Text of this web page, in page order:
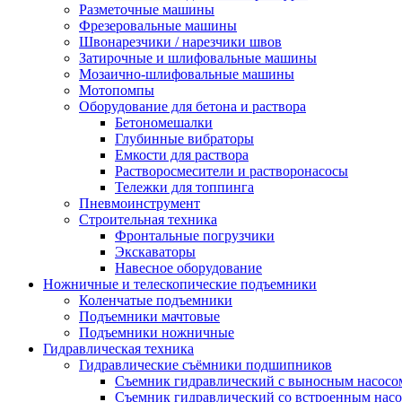
Разметочные машины
Фрезеровальные машины
Швонарезчики / нарезчики швов
Затирочные и шлифовальные машины
Мозаично-шлифовальные машины
Мотопомпы
Оборудование для бетона и раствора
Бетономешалки
Глубинные вибраторы
Емкости для раствора
Растворосмесители и растворонасосы
Тележки для топпинга
Пневмоинструмент
Строительная техника
Фронтальные погрузчики
Экскаваторы
Навесное оборудование
Ножничные и телескопические подъемники
Коленчатые подъемники
Подъемники мачтовые
Подъемники ножничные
Гидравлическая техника
Гидравлические съёмники подшипников
Съемник гидравлический с выносным
Съемник гидравлический со встроенным